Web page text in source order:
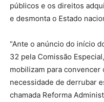
públicos e os direitos
e desmonta o Estado
“Ante o anúncio do início
32 pela Comissão
mobilizam para
necessidade de derrubar
chamada Reforma